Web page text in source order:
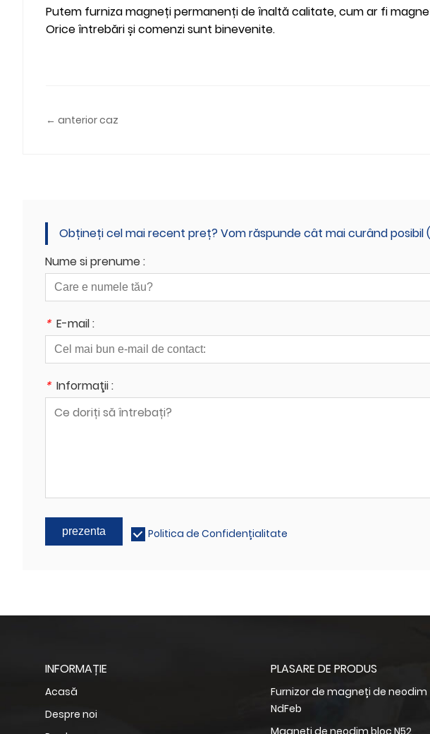
Putem furniza magneți permanenți de înaltă calitate, cum ar fi
Orice întrebări și comenzi sunt binevenite.
← anterior caz
Obțineți cel mai recent preț? Vom răspunde cât mai curând posibil
Nume si prenume :
* E-mail :
* Informaţii :
prezenta Politica de Confidențialitate
INFORMAȚIE
Acasă
Despre noi
PLASARE DE PRODUS
Furnizor de magneți de neodim
NdFeb